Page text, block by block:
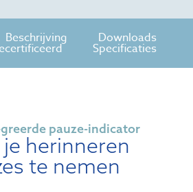
Beschrijving Downloads
Specificaties
pauze-indicator
herinneren
te nemen